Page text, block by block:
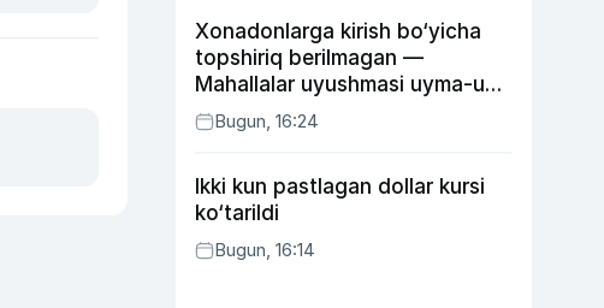
Xonadonlarga kirish bo‘yicha
topshiriq berilmagan —
Mahallalar uyushmasi uyma-uy
yurgan mas’ullar haqida
Bugun, 16:24
Ikki kun pastlagan dollar kursi
ko‘tarildi
Bugun, 16:14